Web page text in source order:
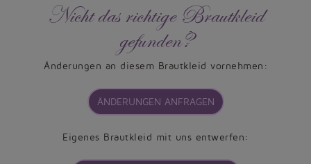
Nicht das richtige Brautkleid
gefunden?
Änderungen an diesem Brautkleid vornehmen:
ÄNDERUNGEN ANFRAGEN
Eigenes Brautkleid mit uns entwerfen: